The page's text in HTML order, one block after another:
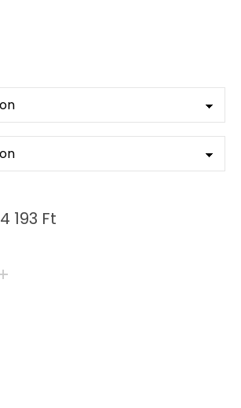
4 193 Ft